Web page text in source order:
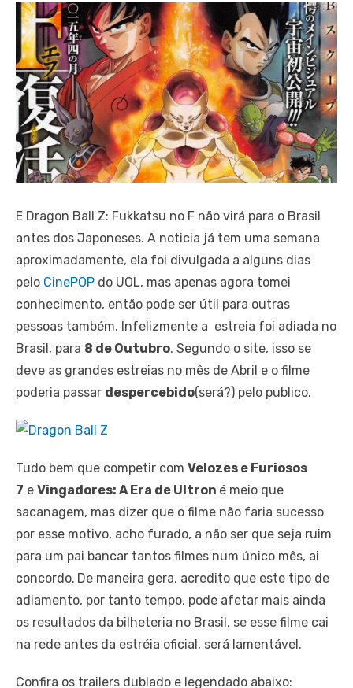
E Dragon Ball Z: Fukkatsu no F não virá para o Brasil
antes dos Japoneses. A noticia já tem uma semana
aproximadamente, ela foi divulgada a alguns dias
pelo CinePOP do UOL, mas apenas agora tomei
conhecimento, então pode ser útil para outras
pessoas também. Infelizmente a estreia foi adiada no
Brasil, para 8 de Outubro. Segundo o site, isso se
deve as grandes estreias no mês de Abril e o filme
poderia passar despercebido(será?) pelo publico.
Tudo bem que competir com Velozes e Furiosos
7 e Vingadores: A Era de Ultron é meio que
sacanagem, mas dizer que o filme não faria sucesso
por esse motivo, acho furado, a não ser que seja ruim
para um pai bancar tantos filmes num único mês, ai
concordo. De maneira gera, acredito que este tipo de
adiamento, por tanto tempo, pode afetar mais ainda
os resultados da bilheteria no Brasil, se esse filme cai
na rede antes da estréia oficial, será lamentável.
Confira os trailers dublado e legendado abaixo: